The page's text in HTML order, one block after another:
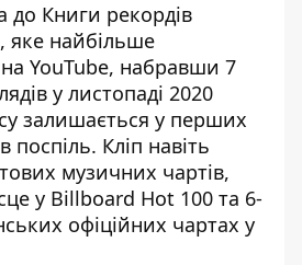
до Книги рекордів
яке найбільше
YouTube, набравши 7
у листопаді 2020
залишається у перших
поспіль. Кліп навіть
музичних чартів,
у Billboard Hot 100 та 6-
офіційних чартах у